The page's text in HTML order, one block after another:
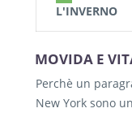
rinfresca
Quindi –
da preferire
Le mezze
complicate
notte, ma con
L'INVERNO
COSA
L’INVERNO
L’inverno di
MOVIDA E
Perchè un
New York sono